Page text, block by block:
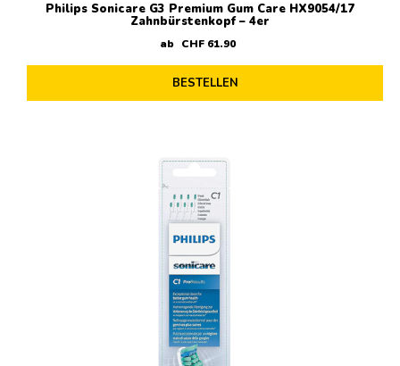
Philips Sonicare G3 Premium Gum Care HX9054/17
Zahnbürstenkopf – 4er
ab CHF61.90
BESTELLEN